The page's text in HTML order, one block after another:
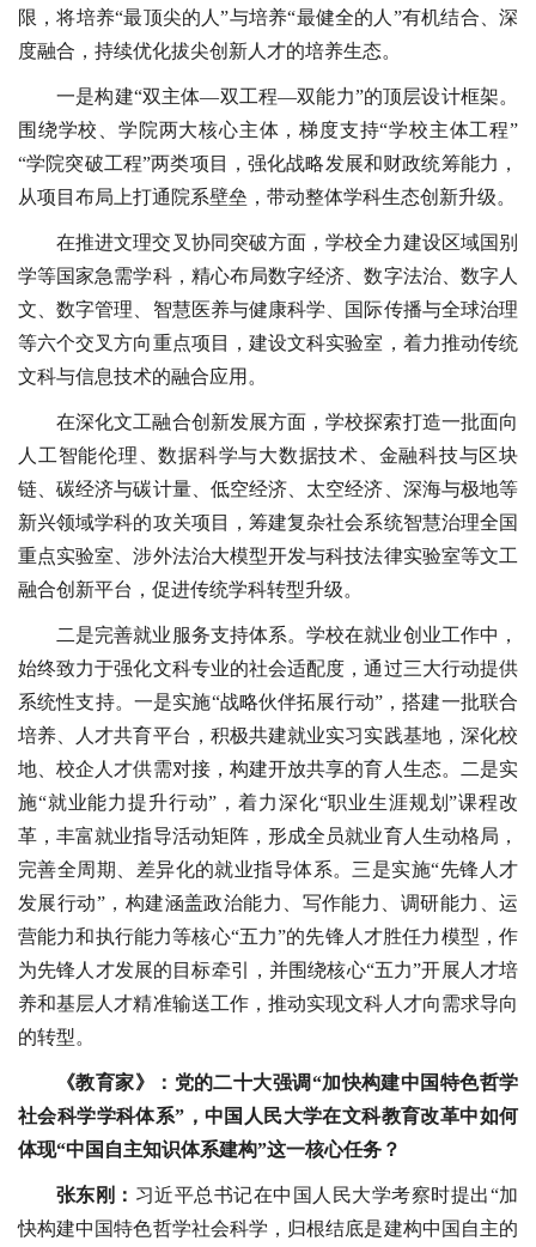
限，将培养“最顶尖的人”与培养“最健全的人”有机结合、深
度融合，持续优化拔尖创新人才的培养生态。
一是构建“双主体—双工程—双能力”的顶层设计框架。
围绕学校、学院两大核心主体，梯度支持“学校主体工程”
“学院突破工程”两类项目，强化战略发展和财政统筹能力，
从项目布局上打通院系壁垒，带动整体学科生态创新升级。
在推进文理交叉协同突破方面，学校全力建设区域国别
学等国家急需学科，精心布局数字经济、数字法治、数字人
文、数字管理、智慧医养与健康科学、国际传播与全球治理
等六个交叉方向重点项目，建设文科实验室，着力推动传统
文科与信息技术的融合应用。
在深化文工融合创新发展方面，学校探索打造一批面向
人工智能伦理、数据科学与大数据技术、金融科技与区块
链、碳经济与碳计量、低空经济、太空经济、深海与极地等
新兴领域学科的攻关项目，筹建复杂社会系统智慧治理全国
重点实验室、涉外法治大模型开发与科技法律实验室等文工
融合创新平台，促进传统学科转型升级。
二是完善就业服务支持体系。学校在就业创业工作中，
始终致力于强化文科专业的社会适配度，通过三大行动提供
系统性支持。一是实施“战略伙伴拓展行动”，搭建一批联合
培养、人才共育平台，积极共建就业实习实践基地，深化校
地、校企人才供需对接，构建开放共享的育人生态。二是实
施“就业能力提升行动”，着力深化“职业生涯规划”课程改
革，丰富就业指导活动矩阵，形成全员就业育人生动格局，
完善全周期、差异化的就业指导体系。三是实施“先锋人才
发展行动”，构建涵盖政治能力、写作能力、调研能力、运
营能力和执行能力等核心“五力”的先锋人才胜任力模型，作
为先锋人才发展的目标牵引，并围绕核心“五力”开展人才培
养和基层人才精准输送工作，推动实现文科人才向需求导向
的转型。
《教育家》：党的二十大强调“加快构建中国特色哲学
社会科学学科体系”，中国人民大学在文科教育改革中如何
体现“中国自主知识体系建构”这一核心任务？
张东刚： 习近平总书记在中国人民大学考察时提出“加
快构建中国特色哲学社会科学，归根结底是建构中国自主的